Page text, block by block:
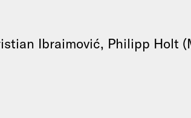
Ibraimović, Philipp Holt